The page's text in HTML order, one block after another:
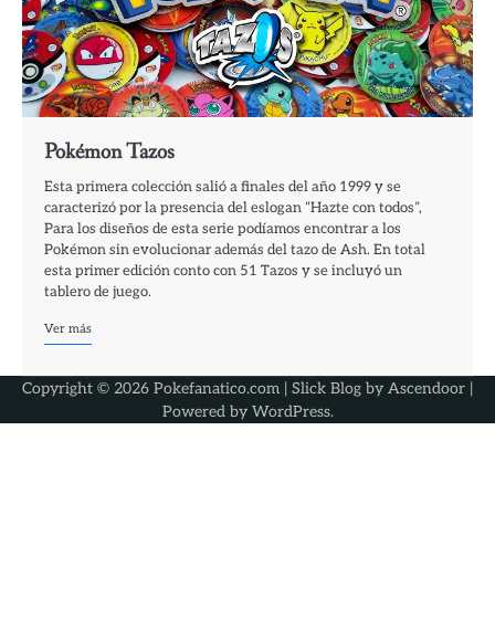
Pokémon Tazos
Esta primera colección salió a finales del año 1999 y se
caracterizó por la presencia del eslogan “Hazte con todos”,
Para los diseños de esta serie podíamos encontrar a los
Pokémon sin evolucionar además del tazo de Ash. En total
esta primer edición conto con 51 Tazos y se incluyó un
tablero de juego.
Ver más
Copyright © 2026 Pokefanatico.com | Slick Blog by Ascendoor |
Powered by WordPress.